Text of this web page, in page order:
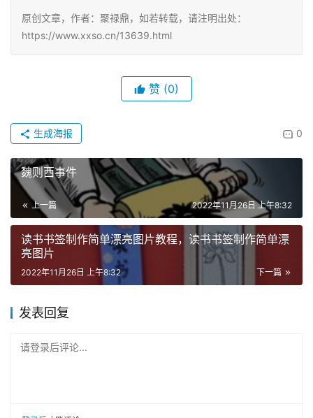
原创文章，作者：聚禄鼎，如若转载，请注明出处：
https://www.xxso.cn/13639.html
赞 (0)
0
生成海报
魏则西事件
上一篇 2022年11月26日 上午8:32
读书书签制作简单漂亮图片教程，读书书签制作简单漂
亮图片
下一篇
2022年11月26日 上午8:32
发表回复
请登录后评论...